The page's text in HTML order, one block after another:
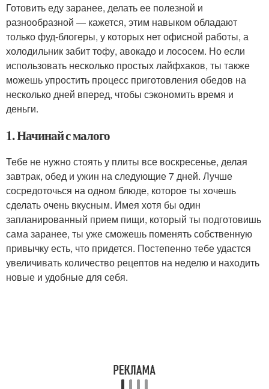
Готовить еду заранее, делать ее полезной и
разнообразной — кажется, этим навыком обладают
только фуд-блогеры, у которых нет офисной работы, а
холодильник забит тофу, авокадо и лососем. Но если
использовать несколько простых лайфхаков, ты также
можешь упростить процесс приготовления обедов на
несколько дней вперед, чтобы сэкономить время и
деньги.
1. Начинай с малого
Тебе не нужно стоять у плиты все воскресенье, делая
завтрак, обед и ужин на следующие 7 дней. Лучше
сосредоточься на одном блюде, которое ты хочешь
сделать очень вкусным. Имея хотя бы один
запланированный прием пищи, который ты подготовишь
сама заранее, ты уже сможешь поменять собственную
привычку есть, что придется. Постепенно тебе удастся
увеличивать количество рецептов на неделю и находить
новые и удобные для себя.